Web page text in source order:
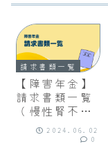
請求書類一覧
【障害年金】
請求書類一覧
（慢性腎不
全） 2024.06.02
0